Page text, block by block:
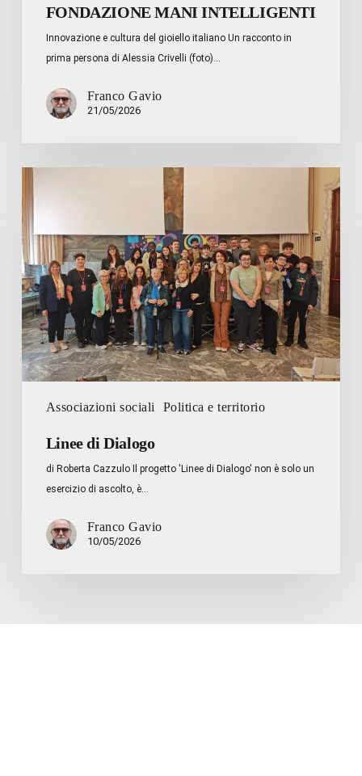
FONDAZIONE MANI INTELLIGENTI
Innovazione e cultura del gioiello italiano Un racconto in
prima persona di Alessia Crivelli (foto)…
Franco Gavio
21/05/2026
Associazioni sociali Politica e territorio
Dialogo
Linee di Dialogo
di Roberta Cazzulo Il progetto 'Linee di Dialogo' non è solo un
esercizio di ascolto, è…
Franco Gavio
10/05/2026